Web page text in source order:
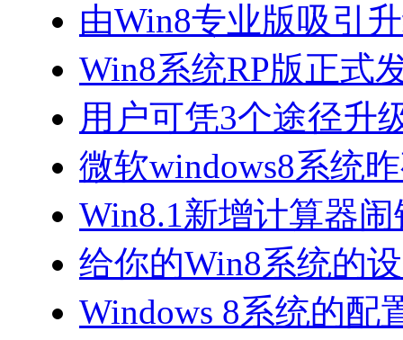
由Win8专业版吸引
Win8系统RP版正式
用户可凭3个途径升
微软windows8系统
Win8.1新增计算器
给你的Win8系统的
Windows 8系统的配